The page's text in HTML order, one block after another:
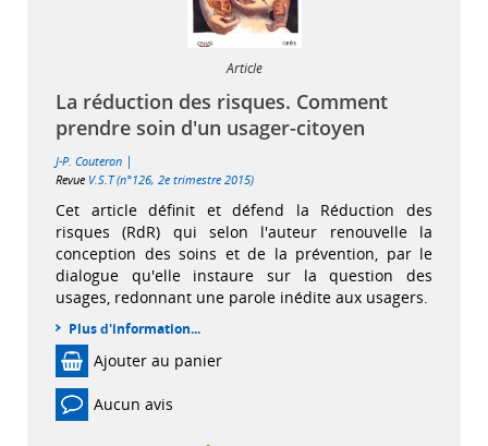
Article
La réduction des risques. Comment
prendre soin d'un usager-citoyen
J-P. Couteron |
Revue V.S.T (n°126, 2e trimestre 2015)
Cet article définit et défend la Réduction des
risques (RdR) qui selon l'auteur renouvelle la
conception des soins et de la prévention, par le
dialogue qu'elle instaure sur la question des
usages, redonnant une parole inédite aux usagers.
Plus d'information...
Ajouter au panier
Aucun avis